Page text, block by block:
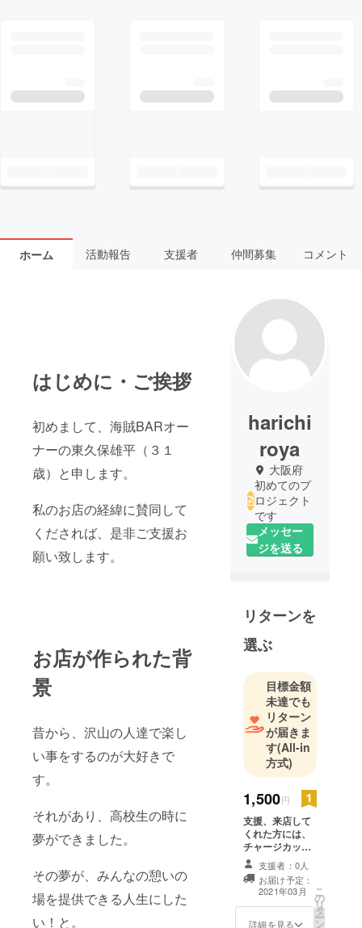
ホーム 活動報告 支援者 仲間募集 コメント
はじめに・ご挨拶
初めまして、海賊BARオー
ナーの東久保雄平（３１
歳）と申します。
私のお店の経緯に賛同して
くだされば、是非ご支援お
願い致します。
お店が作られた背
景
昔から、沢山の人達で楽し
い事をするのが大好きで
す。
それがあり、高校生の時に
夢ができました。
その夢が、みんなの憩いの
場を提供できる人生にした
い！と。
harichi
roya
大阪府
初めてのプ
ロジェクト
です
メッセー
ジを送る
リターンを
選ぶ
目標金額
未達でも
リターン
が届きま
す(All-in
方式)
1,500円
支援、来店して
くれた方には、
チャージカット
カードを一枚提
供いたします！
支援者：0人
お届け予定：
2021年03月
詳細を見る
こ
の
リ
タ
ー
ン